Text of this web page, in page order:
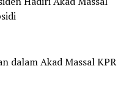
dalam Akad Massal KPR